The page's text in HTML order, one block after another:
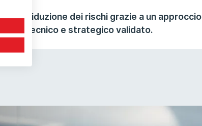
Riduzione dei rischi grazie a un approccio
tecnico e strategico validato.